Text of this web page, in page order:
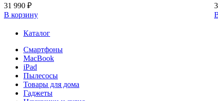
31 990 ₽
В корзину
Каталог
Смартфоны
MacBook
iPad
Пылесосы
Товары для дома
Гаджеты